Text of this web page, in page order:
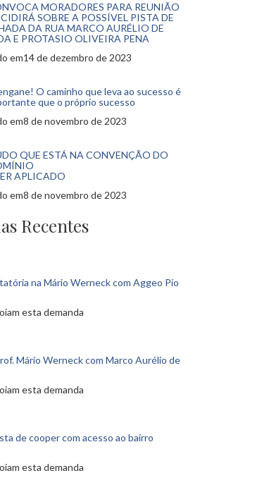
MORADORES PARA REUNIÃO
SOBRE A POSSÍVEL PISTA DE
DA RUA MARCO AURÉLIO DE
E PROTASIO OLIVEIRA PENA
em14 de dezembro de 2023
O caminho que leva ao sucesso é
que o próprio sucesso
em8 de novembro de 2023
QUE ESTÁ NA CONVENÇÃO DO
APLICADO
em8 de novembro de 2023
Recentes
na Mário Werneck com Aggeo Pio
esta demanda
Mário Werneck com Marco Aurélio de
esta demanda
de cooper com acesso ao bairro
esta demanda